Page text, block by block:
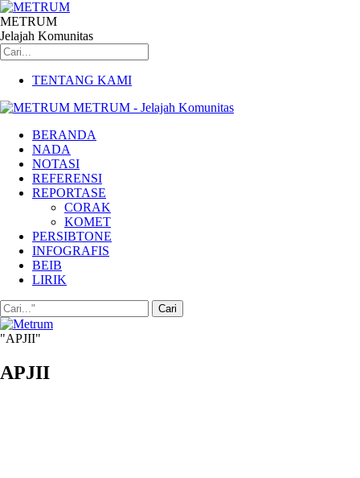
METRUM
Jelajah Komunitas
TENTANG KAMI
METRUM - Jelajah Komunitas
BERANDA
NADA
NOTASI
REFERENSI
REPORTASE
CORAK
KOMET
PERSIBTONE
INFOGRAFIS
BEIB
LIRIK
"APJII"
APJII